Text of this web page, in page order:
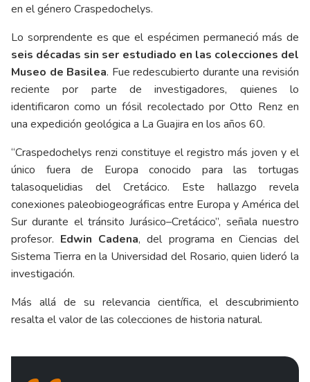
en el género Craspedochelys.
Lo sorprendente es que el espécimen permaneció más de
seis décadas sin ser estudiado en las colecciones del
Museo de Basilea. Fue redescubierto durante una revisión
reciente por parte de investigadores, quienes lo
identificaron como un fósil recolectado por Otto Renz en
una expedición geológica a La Guajira en los años 60.
“Craspedochelys renzi constituye el registro más joven y el
único fuera de Europa conocido para las tortugas
talasoquelidias del Cretácico. Este hallazgo revela
conexiones paleobiogeográficas entre Europa y América del
Sur durante el tránsito Jurásico–Cretácico”, señala nuestro
profesor. Edwin Cadena, del programa en Ciencias del
Sistema Tierra en la Universidad del Rosario, quien lideró la
investigación.
Más allá de su relevancia científica, el descubrimiento
resalta el valor de las colecciones de historia natural.